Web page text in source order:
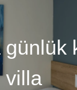
villa